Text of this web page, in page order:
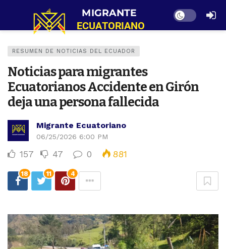
Dark mode
RESUMEN DE NOTICIAS DEL ECUADOR
Noticias para migrantes
Ecuatorianos Accidente en Girón
deja una persona fallecida
Migrante Ecuatoriano
06/25/2026 6:00 PM
157 47 0 881
18 11 4